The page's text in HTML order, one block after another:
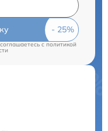
c политикой